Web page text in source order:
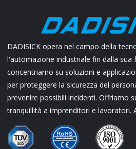
DADISICK opera nel campo della
l'automazione industriale fin dalla sua
concentriamo su soluzioni e
per proteggere la sicurezza del
prevenire possibili incidenti. Offriamo
tranquillità a imprenditori e lavoratori.